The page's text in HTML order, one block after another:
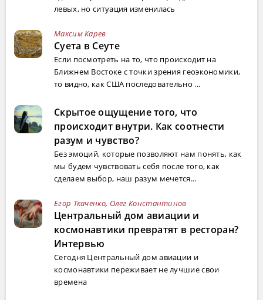
левых, но ситуация изменилась
Максим Карев
Суета в Сеуте
Если посмотреть на то, что происходит на
Ближнем Востоке с точки зрения геоэкономики,
то видно, как США последовательно ...
Скрытое ощущение того, что
происходит внутри. Как соотнести
разум и чувство?
Без эмоций, которые позволяют нам понять, как
мы будем чувствовать себя после того, как
сделаем выбор, наш разум мечется...
Егор Ткаченко, Олег Константинов
Центральный дом авиации и
космонавтики превратят в ресторан?
Интервью
Сегодня Центральный дом авиации и
космонавтики переживает не лучшие свои
времена